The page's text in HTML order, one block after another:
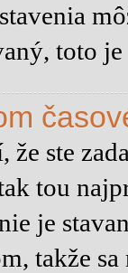
toto
že ste
tou
je
takže